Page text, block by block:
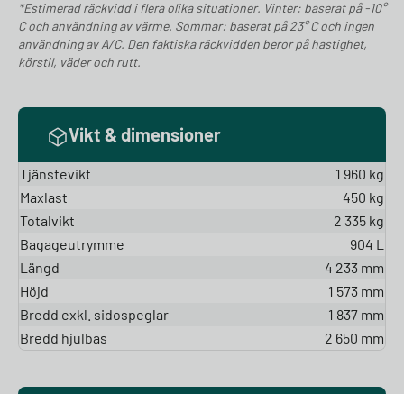
*Estimerad räckvidd i flera olika situationer. Vinter: baserat på -10°
C och användning av värme. Sommar: baserat på 23° C och ingen
användning av A/C. Den faktiska räckvidden beror på hastighet,
körstil, väder och rutt.
Vikt & dimensioner
Tjänstevikt
1 960 kg
Maxlast
450 kg
Totalvikt
2 335 kg
Bagageutrymme
904 L
Längd
4 233 mm
Höjd
1 573 mm
Bredd exkl. sidospeglar
1 837 mm
Bredd hjulbas
2 650 mm